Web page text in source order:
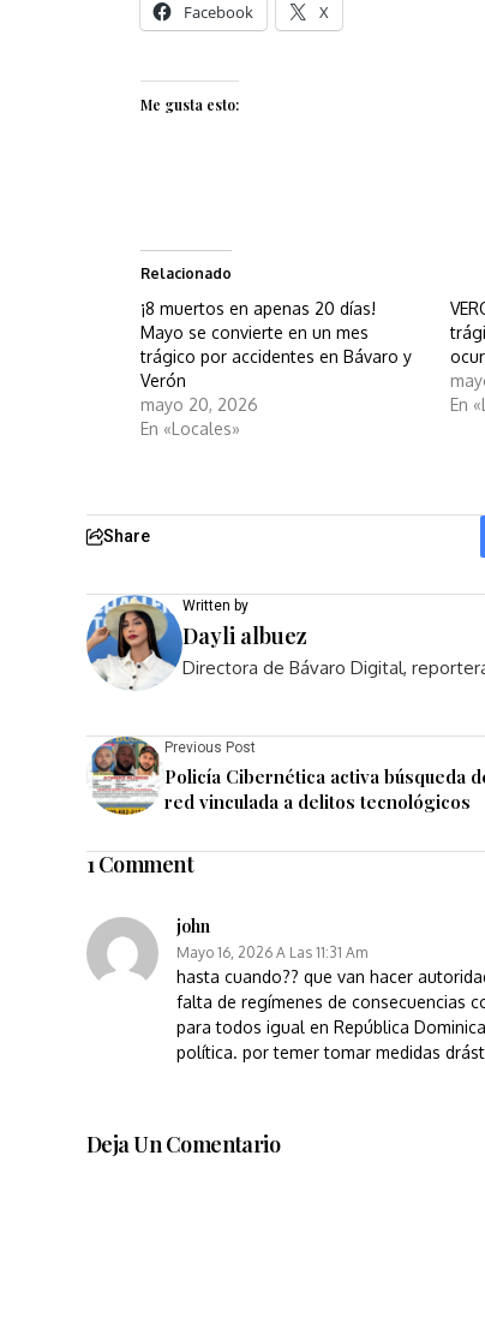
Facebook X
Me gusta esto:
Relacionado
¡8 muertos en apenas 20 días!
Mayo se convierte en un mes
trágico por accidentes en Bávaro y
Verón
mayo 20, 2026
En «Locales»
En
Share
Written by
Dayli albuez
Directora de Bávaro Digital,
Previous Post
Policía Cibernética activa búsqueda
red vinculada a delitos tecnológicos
1 Comment
john
Mayo 16, 2026 A Las 11:31 Am
hasta cuando?? que van hacer
falta de regímenes de consecuencias
para todos igual en República
política. por temer tomar medidas
Deja Un Comentario